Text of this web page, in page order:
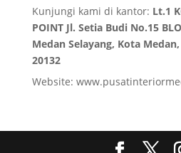
Kunjungi kami di kantor: Lt.1
POINT Jl. Setia Budi No.15
Medan Selayang, Kota Medan,
20132
Website: